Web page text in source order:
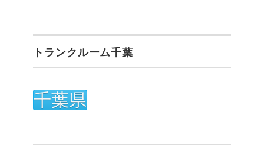
トランクルーム千葉
千葉県